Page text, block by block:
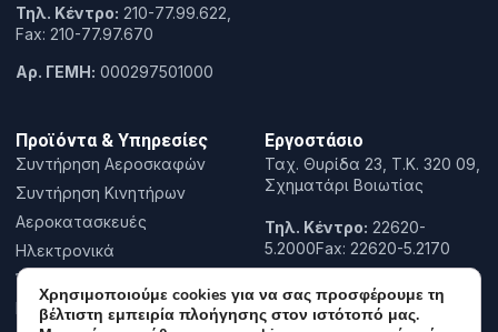
Τηλ. Κέντρο: 210-77.99.622,
Fax: 210-77.97.670
Αρ. ΓΕΜΗ: 000297501000
Εργοστάσιο
Ταχ. Θυρίδα 23, Τ.Κ. 320 09,
Σχηματάρι Βοιωτίας
Τηλ. Κέντρο: 22620-
5.2000Fax: 22620-5.2170
Προϊόντα & Υπηρεσίες
Συντήρηση Αεροσκαφών
Συντήρηση Κινητήρων
Αεροκατασκευές
Ηλεκτρονικά
Έρευνα & Καινοτομία
Εκπαίδευση
Χρησιμοποιούμε cookies για να σας προσφέρουμε τη
βέλτιστη εμπειρία πλοήγησης στον ιστότοπό μας.